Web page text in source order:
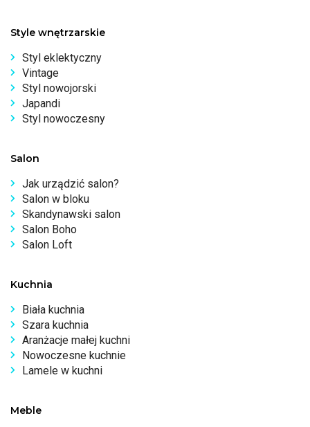
Style wnętrzarskie
Styl eklektyczny
Vintage
Styl nowojorski
Japandi
Styl nowoczesny
Salon
Jak urządzić salon?
Salon w bloku
Skandynawski salon
Salon Boho
Salon Loft
Kuchnia
Biała kuchnia
Szara kuchnia
Aranżacje małej kuchni
Nowoczesne kuchnie
Lamele w kuchni
Meble